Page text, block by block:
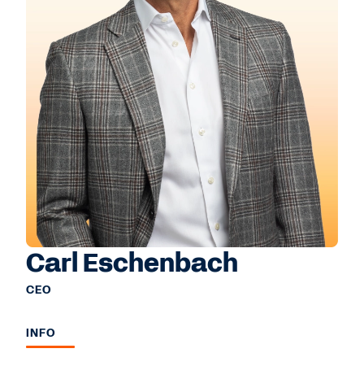
Carl Eschenbach
CEO
INFO